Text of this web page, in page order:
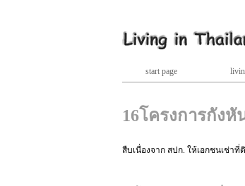
start page
16โครงการกังหั
สืบเนื่องจาก สปก. ให้เอกชนเช่า